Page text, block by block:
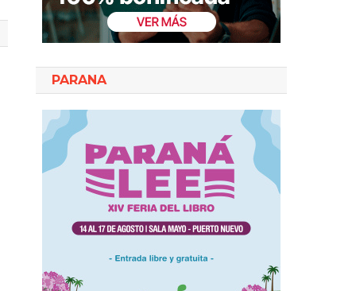
PARANA